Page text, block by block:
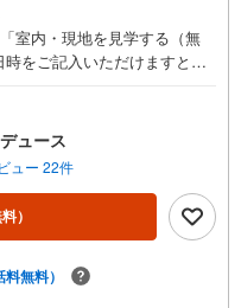
室内・現地を見学する（無
をご記入いただけますとス
・旭区の不動産売買専門会
定で販売する物件情報も多
問合せ下さい！ --------------
テム 弊社ではファイナンシ
寧な資金アドバイス】【ファ
作成】を随時行っておりま
きる無料の生命保険】【13
ュース
ュー 22件
）
料無料）